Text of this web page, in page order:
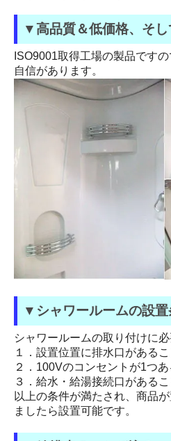
▼高品質＆低価格、そ
ISO9001取得工場の製品です
自信があります。
▼シャワールームの設置
シャワールームの取り付けに
１．設置位置に排水口があるこ
２．100Vのコンセントが1つあ
３．給水・給湯接続口があるこ
以上の条件が満たされ、商品
ましたら設置可能です。